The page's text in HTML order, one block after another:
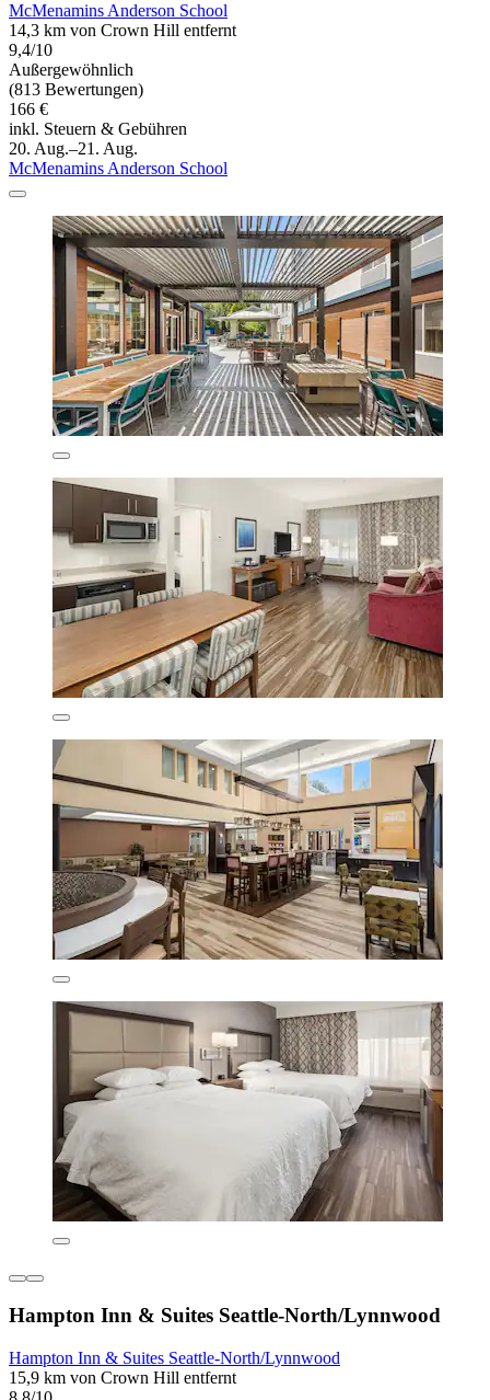
McMenamins Anderson School
14,3 km von Crown Hill entfernt
9,4/10
Außergewöhnlich
(813 Bewertungen)
166 €
inkl. Steuern & Gebühren
20. Aug.–21. Aug.
McMenamins Anderson School
Hampton Inn & Suites Seattle-North/Lynnwood
Hampton Inn & Suites Seattle-North/Lynnwood
15,9 km von Crown Hill entfernt